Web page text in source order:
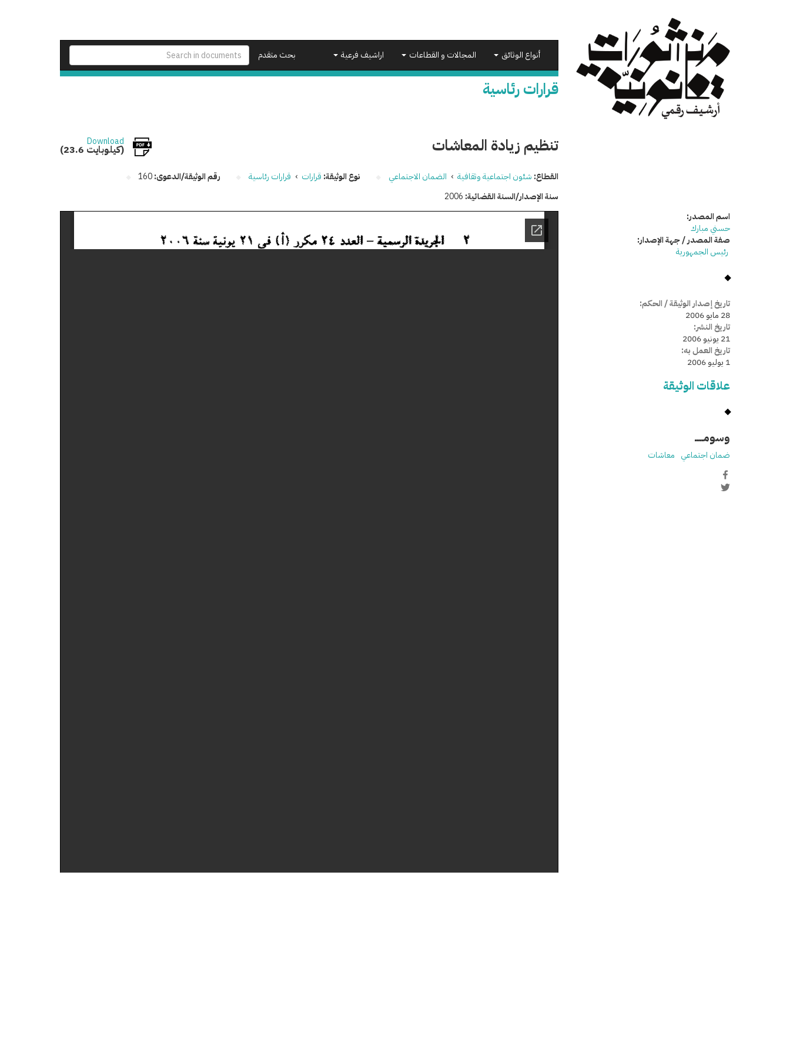
بحث متقدم
أنواع الوثائق المجالات و القطاعات اراشيف فرعية
قرارات رئاسية
تنظيم زيادة المعاشات Download
(23.6 كيلوبايت)
القطاع: شئون اجتماعية وثقافية › الضمان الاجتماعي نوع الوثيقة: قرارات › قرارات رئاسية رقم الوثيقة/الدعوى:160
سنة الإصدار/السنة القضائية: 2006
اسم المصدر:
حسني مبارك
صفة المصدر / جهة الإصدار:
رئيس الجمهورية
تاريخ إصدار الوثيقة / الحكم:
28 مايو 2006
تاريخ النشر:
21 يونيو 2006
تاريخ العمل به:
1 يوليو 2006
علاقات الوثيقة
وسومـــــ
ضمان اجتماعي معاشات